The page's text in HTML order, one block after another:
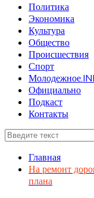
Политика
Экономика
Культура
Общество
Происшествия
Спорт
Официально
Подкаст
Контакты
Главная
На ремонт
плана